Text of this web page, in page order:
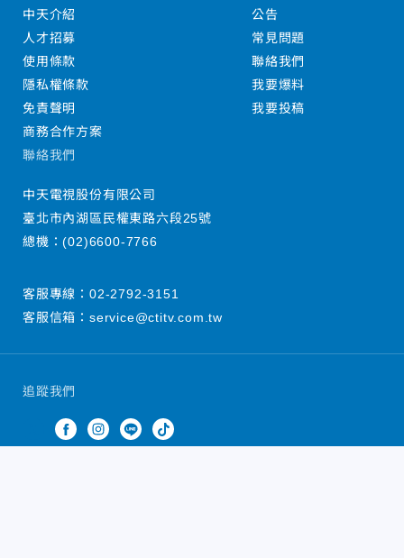
追蹤我們
中天介紹
人才招募
使用條款
隱私權條款
免責聲明
商務合作方案
公告
常見問題
聯絡我們
我要爆料
我要投稿
聯絡我們
中天電視股份有限公司
臺北市內湖區民權東路六段25號
總機：(02)6600-7766
客服專線： 02-2792-3151
客服信箱： service@ctitv.com.tw